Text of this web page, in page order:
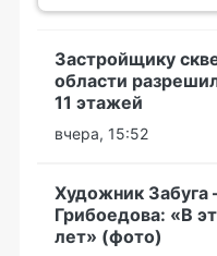
Застройщику
области
11 этажей
вчера, 15:52
Художник
Грибоедова: «В
лет» (фото)